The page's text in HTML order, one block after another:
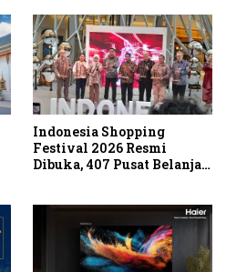
Indonesia Shopping
Festival 2026 Resmi
Dibuka, 407 Pusat Belanja